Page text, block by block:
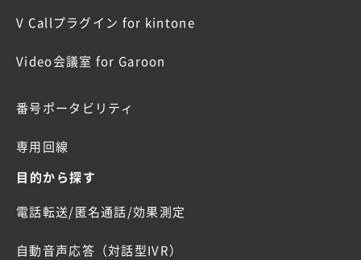
V Callプラグイン for kintone
Video会議室 for Garoon
番号ポータビリティ
専用回線
目的から探す
電話転送/匿名通話/効果測定
自動音声応答（対話型IVR）